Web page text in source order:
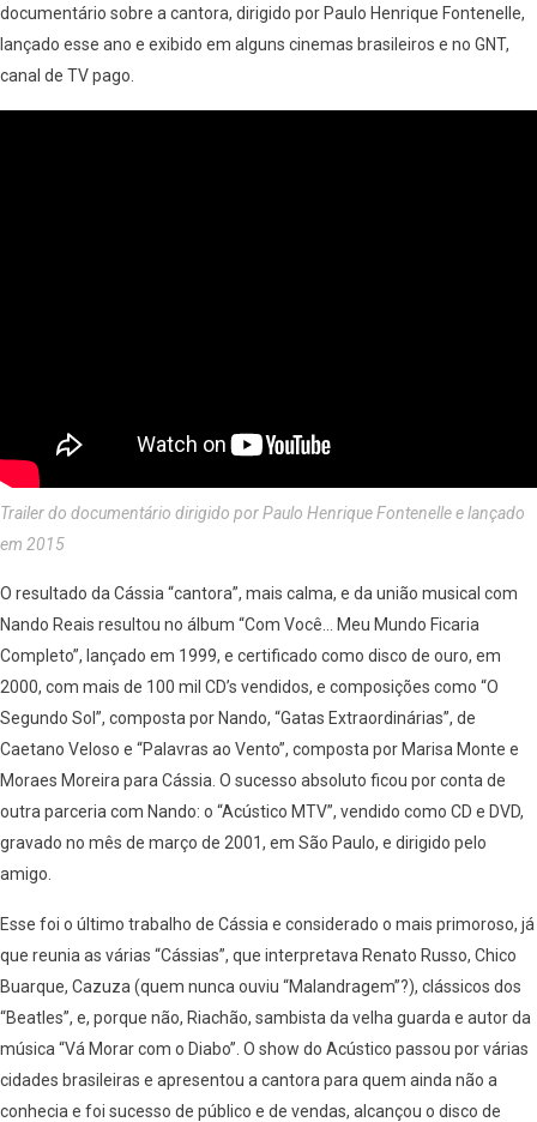
documentário sobre a cantora, dirigido por Paulo Henrique Fontenelle,
lançado esse ano e exibido em alguns cinemas brasileiros e no GNT,
canal de TV pago.
Trailer do documentário dirigido por Paulo Henrique Fontenelle e lançado
em 2015
O resultado da Cássia “cantora”, mais calma, e da união musical com
Nando Reais resultou no álbum “Com Você… Meu Mundo Ficaria
Completo”, lançado em 1999, e certificado como disco de ouro, em
2000, com mais de 100 mil CD’s vendidos, e composições como “O
Segundo Sol”, composta por Nando, “Gatas Extraordinárias”, de
Caetano Veloso e “Palavras ao Vento”, composta por Marisa Monte e
Moraes Moreira para Cássia. O sucesso absoluto ficou por conta de
outra parceria com Nando: o “Acústico MTV”, vendido como CD e DVD,
gravado no mês de março de 2001, em São Paulo, e dirigido pelo
amigo.
Esse foi o último trabalho de Cássia e considerado o mais primoroso, já
que reunia as várias “Cássias”, que interpretava Renato Russo, Chico
Buarque, Cazuza (quem nunca ouviu “Malandragem”?), clássicos dos
“Beatles”, e, porque não, Riachão, sambista da velha guarda e autor da
música “Vá Morar com o Diabo”. O show do Acústico passou por várias
cidades brasileiras e apresentou a cantora para quem ainda não a
conhecia e foi sucesso de público e de vendas, alcançou o disco de